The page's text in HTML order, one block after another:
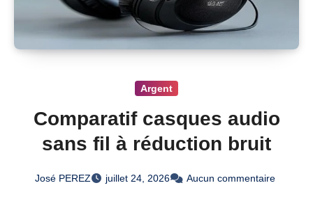
Argent
Comparatif casques audio
sans fil à réduction bruit
José PEREZ juillet 24, 2026 Aucun commentaire